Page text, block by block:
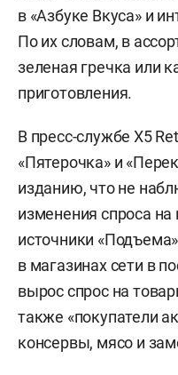
в «Азбуке Вкуса» и
По их словам, в
зеленая гречка или
приготовления.
В пресс-службе X5
«Пятерочка» и
изданию, что не
изменения спроса
источники
в магазинах сети в
вырос спрос на
также «покупатели
консервы, мясо и